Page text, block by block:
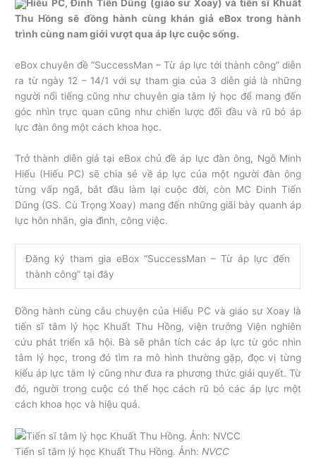
Hiếu PC, Đinh Tiến Dũng (giáo sư Xoay) và tiến sĩ Khuất
Thu Hồng sẽ đồng hành cùng khán giả eBox trong hành
trình cùng nam giới vượt qua áp lực cuộc sống.
eBox chuyên đề “SuccessMan – Từ áp lực tới thành công” diễn
ra từ ngày 12 – 14/1 với sự tham gia của 3 diễn giả là những
người nổi tiếng cũng như chuyên gia tâm lý học để mang đến
góc nhìn trực quan cũng như chiến lược đối đầu và rũ bỏ áp
lực đàn ông một cách khoa học.
Trở thành diễn giả tại eBox chủ đề áp lực đàn ông, Ngô Minh
Hiếu (Hiếu PC) sẽ chia sẻ về áp lực của một người đàn ông
từng vấp ngã, bắt đầu làm lại cuộc đời, còn MC Đinh Tiến
Dũng (GS. Cù Trọng Xoay) mang đến những giãi bày quanh áp
lực hôn nhân, gia đình, công việc.
Đăng ký tham gia eBox “SuccessMan – Từ áp lực đến
thành công” tại đây
Đồng hành cùng câu chuyện của Hiếu PC và giáo sư Xoay là
tiến sĩ tâm lý học Khuất Thu Hồng, viện trưởng Viện nghiên
cứu phát triển xã hội. Bà sẽ phân tích các áp lực từ góc nhìn
tâm lý học, trong đó tìm ra mô hình thường gặp, đọc vị từng
kiểu áp lực tâm lý cũng như đưa ra phương thức giải quyết. Từ
đó, người trong cuộc có thể học cách rũ bỏ các áp lực một
cách khoa học và hiệu quả.
Tiến sĩ tâm lý học Khuất Thu Hồng. Ảnh:NVCC